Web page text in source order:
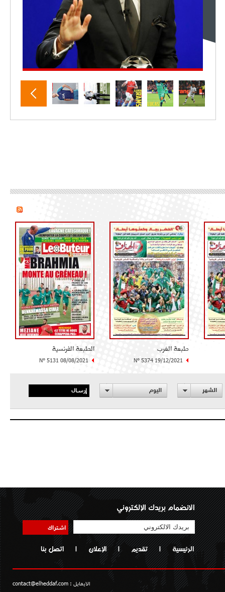
طبعة الغرب
N° 5374 19/12/2021
الطبعة الفرنسية
N° 5131 08/08/2021
الشهر اليوم إرسال
الانضمام بريدك الإلكتروني
اشتراك
الرئيسية | تقديم | الإعلان | اتصل بنا
الايمايل : contact@elheddaf.com